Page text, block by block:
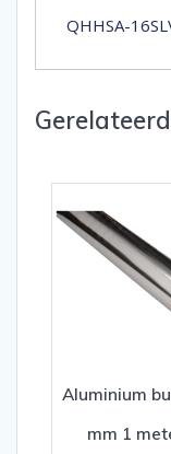
QHHSA-
Aluminium
mm 1